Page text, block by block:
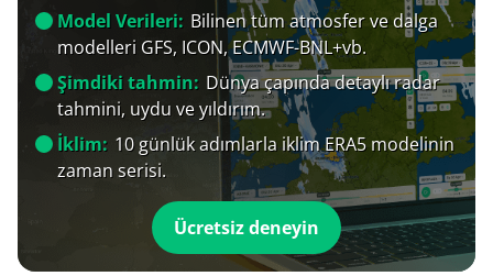
Model Verileri: Bilinen tüm atmosfer ve dalga
modelleri GFS, ICON, ECMWF-BNL+vb.
Şimdiki tahmin: Dünya çapında detaylı radar
tahmini, uydu ve yıldırım.
İklim: 10 günlük adımlarla iklim ERA5 modelinin
zaman serisi.
Ücretsiz deneyin